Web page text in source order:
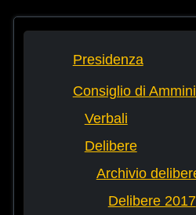
Presidenza
Consiglio di
Verbali
Delibere
Archivio
Delibere 2017